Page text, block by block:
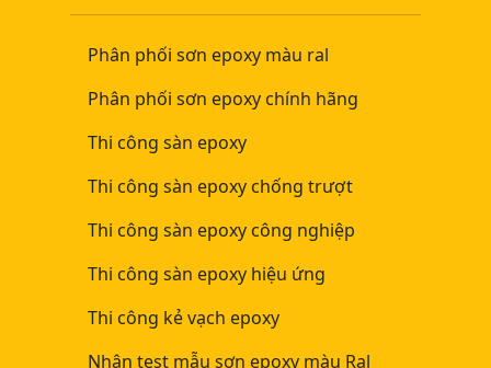
Phân phối sơn epoxy màu ral
Phân phối sơn epoxy chính hãng
Thi công sàn epoxy
Thi công sàn epoxy chống trượt
Thi công sàn epoxy công nghiệp
Thi công sàn epoxy hiệu ứng
Thi công kẻ vạch epoxy
Nhận test mẫu sơn epoxy màu Ral